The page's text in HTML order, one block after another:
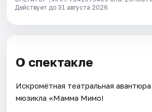
Действует до 31 августа 2026
О спектакле
Искромётная театральная
мюзикла «Мамма Мимо!